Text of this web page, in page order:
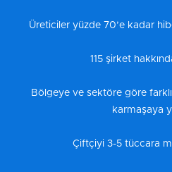
Üreticiler yüzde 70’e kadar
115 şirket
Bölgeye ve sektöre göre
karmaşaya
Çiftçiyi 3-5 tüccara